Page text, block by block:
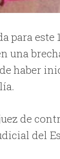
este
una
haber
de
del